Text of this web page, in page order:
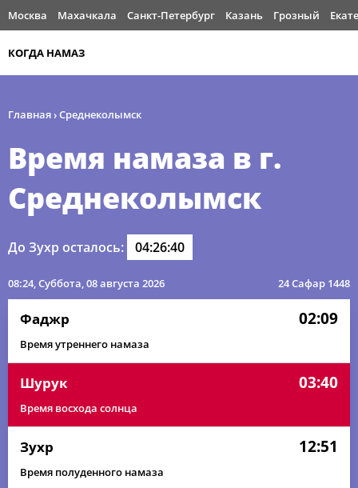
Москва Махачкала Санкт-Петербург Казань Грозный
КОГДА НАМАЗ
Главная›Среднеколымск
Время намаза в г.
Среднеколымск
До Зухр осталось: 04:26:40
08:24, Суббота, 08 августа 2026 24 Сафар 1448
Фаджр 02:09
Время утреннего намаза
Шурук 03:40
Время восхода солнца
Зухр 12:51
Время полуденного намаза